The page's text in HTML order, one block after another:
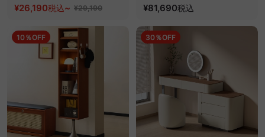
¥26,190税込~ ¥29,190
【高級天然ツゲ材】
¥81,690税込
10％OFF 30％OFF